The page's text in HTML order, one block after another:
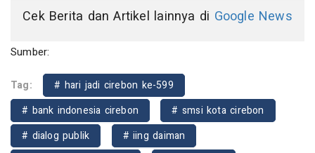
Cek Berita dan Artikel lainnya di Google News
Sumber:
Tag:
# hari jadi cirebon ke-599
# bank indonesia cirebon
# smsi kota cirebon
# dialog publik
# iing daiman